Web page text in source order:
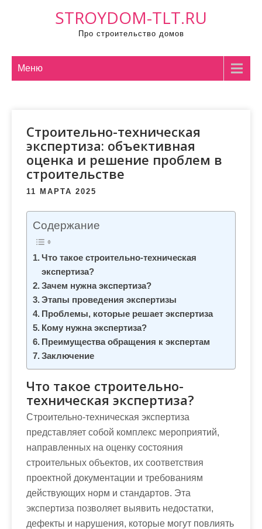
STROYDOM-TLT.RU
Про строительство домов
Меню
Строительно-техническая
экспертиза: объективная
оценка и решение проблем в
строительстве
11 МАРТА 2025
Содержание
Что такое строительно-техническая
экспертиза?
Зачем нужна экспертиза?
Этапы проведения экспертизы
Проблемы, которые решает экспертиза
Кому нужна экспертиза?
Преимущества обращения к экспертам
Заключение
Что такое строительно-
техническая экспертиза?
Строительно-техническая экспертиза
представляет собой комплекс мероприятий,
направленных на оценку состояния
строительных объектов, их соответствия
проектной документации и требованиям
действующих норм и стандартов. Эта
экспертиза позволяет выявить недостатки,
дефекты и нарушения, которые могут повлиять